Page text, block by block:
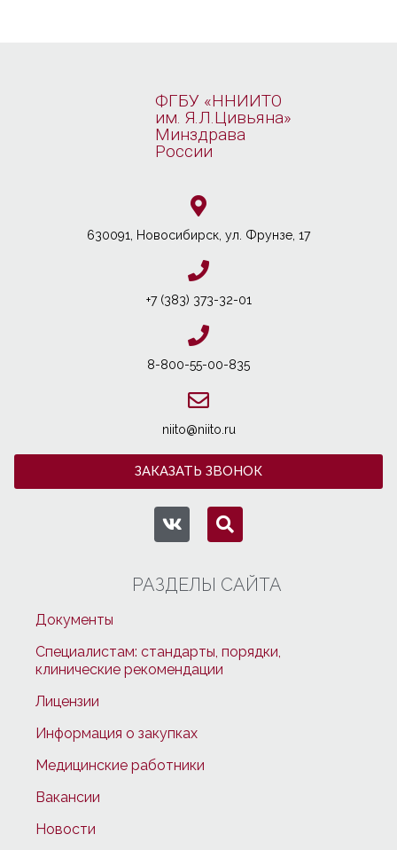
ФГБУ «ННИИТО
им. Я.Л.Цивьяна»
Минздрава
России
630091, Новосибирcк, ул. Фрунзе, 17
+7 (383) 373-32-01
8-800-55-00-835
niito@niito.ru
ЗАКАЗАТЬ ЗВОНОК
РАЗДЕЛЫ САЙТА
Документы
Специалистам: стандарты, порядки,
клинические рекомендации
Лицензии
Информация о закупках
Медицинские работники
Вакансии
Новости